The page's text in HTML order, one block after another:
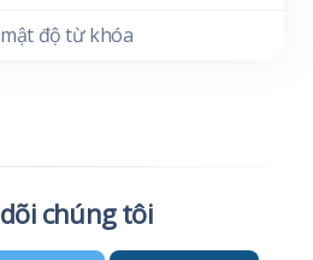
độ từ khóa
chúng tôi